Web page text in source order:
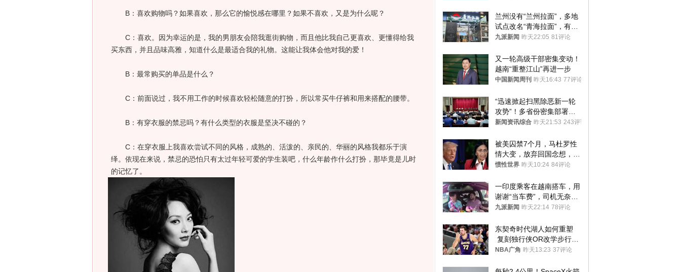
B：喜欢购物吗？如果喜欢，那么它的愉悦感在哪里？如果不喜欢，又是为什么呢？
C：喜欢。因为幸运的是，我的男朋友会陪我逛街购物，而且他比我自己更喜欢、更懂得给我
买东西，并且品味高雅，知道什么是最适合我的礼物。这能让我体会他对我的爱！
B：最常购买的单品是什么？
C：前面说过，我不用工作的时候喜欢轻松随意的打扮，所以常买牛仔裤和用来搭配的腰带。
B：有穿衣服的禁忌吗？有什么类型的衣服是坚决不碰的？
C：在穿衣服上我喜欢尝试不同的风格，成熟的、活泼的、亲民的、华丽的风格我都乐于演
绎。依现在来说，禁忌的恐怕只有太过年轻可爱的学生装吧，什么年龄作什么打扮，那毕竟是儿时
的记忆了。
兰州没有“兰州拉面”，多地
试点改名“青海拉面”，有商
家改名已两年
九派新闻 昨天22:05 81评论
又一轮高级干部密集变动！
越南“重整江山”再进一步
中国新闻周刊 昨天16:43 77评论
“迅速掀起扫黑除恶新一轮
攻势”！多省份密集部署，
公布举报方式
新闻资讯综合 昨天21:53 243评论
被美囚禁7个月，马杜罗性
情大变，放弃回国念想，最
后嘱托已公开
惯性世界 昨天10:24 84评论
一印度乘客在越南搭车，用
谢谢“当车费”，司机无奈发
笑；印度网友：不代表印度
九派新闻 昨天22:14 78评论
东契奇时代湖人如何重塑
复刻独行侠OR改学步行
者？
NBA广角 昨天13:23 37评论